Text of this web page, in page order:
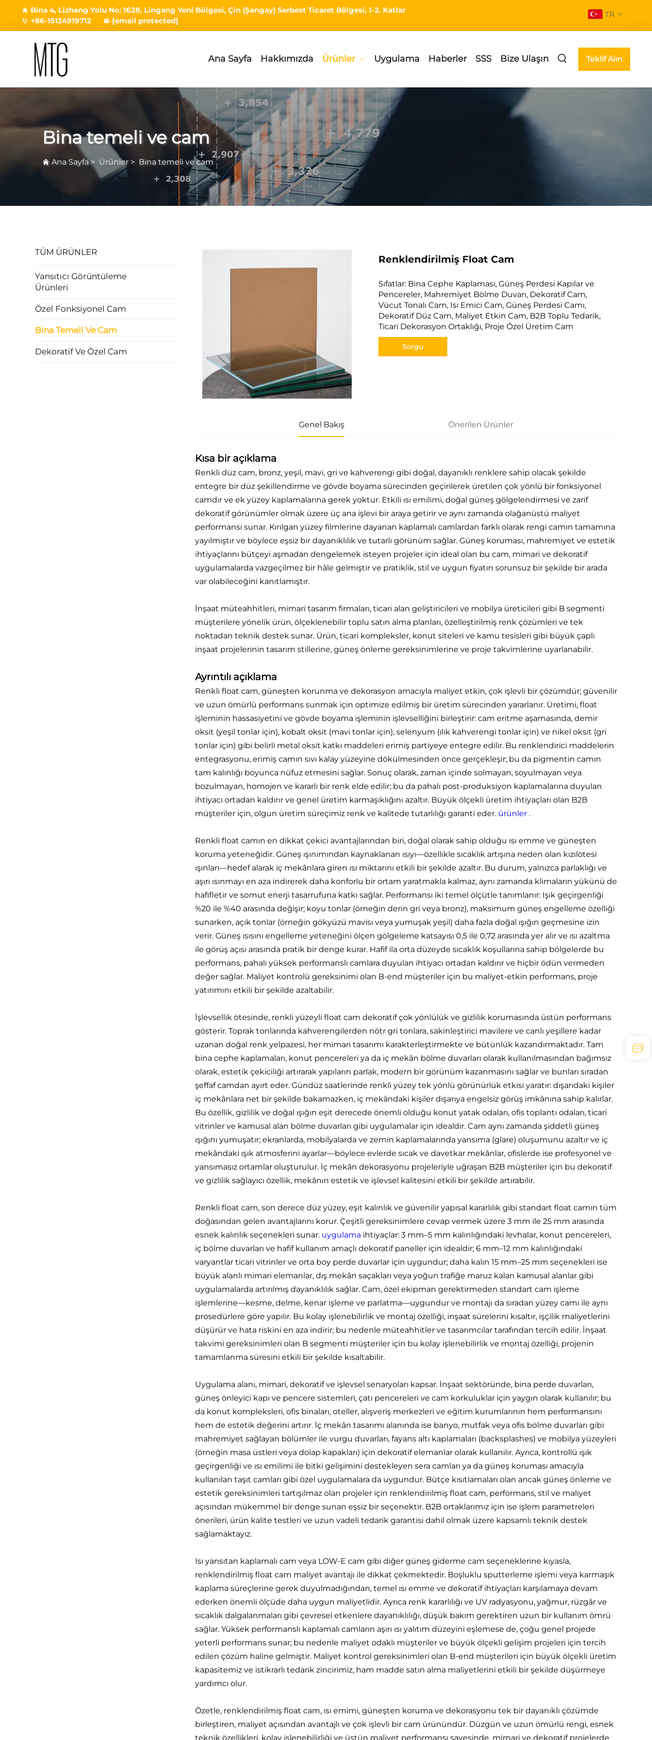
Bina 4, Lizheng Yolu No: 1628, Lingang Yeni Bölgesi, Çin (Şangay) Serbest Ticaret Bölgesi, 1-2. Katlar
+86-15124919712
[email protected]
TR
Ana Sayfa Hakkımızda Ürünler Uygulama Haberler SSS Bize Ulaşın Teklif Alın
Bina temeli ve cam
Ana Sayfa> Ürünler > Bina temeli ve cam
TÜM ÜRÜNLER
Yansıtıcı Görüntüleme
Ürünleri
Özel Fonksiyonel Cam
Bina Temeli Ve Cam
Dekoratif Ve Özel Cam
Renklendirilmiş Float Cam
Sıfatlar: Bina Cephe Kaplaması, Güneş Perdesi Kapılar ve
Pencereler, Mahremiyet Bölme Duvarı, Dekoratif Cam,
Vücut Tonalı Cam, Isı Emici Cam, Güneş Perdesi Camı,
Dekoratif Düz Cam, Maliyet Etkin Cam, B2B Toplu Tedarik,
Ticari Dekorasyon Ortaklığı, Proje Özel Üretim Cam
Sorgu
Genel Bakış Önerilen Ürünler
Kısa bir açıklama
Renkli düz cam, bronz, yeşil, mavi, gri ve kahverengi gibi doğal, dayanıklı renklere sahip olacak şekilde
entegre bir düz şekillendirme ve gövde boyama sürecinden geçirilerek üretilen çok yönlü bir fonksiyonel
camdır ve ek yüzey kaplamalarına gerek yoktur. Etkili ısı emilimi, doğal güneş gölgelendirmesi ve zarif
dekoratif görünümler olmak üzere üç ana işlevi bir araya getirir ve aynı zamanda olağanüstü maliyet
performansı sunar. Kırılgan yüzey filmlerine dayanan kaplamalı camlardan farklı olarak rengi camın tamamına
yayılmıştır ve böylece eşsiz bir dayanıklılık ve tutarlı görünüm sağlar. Güneş koruması, mahremiyet ve estetik
ihtiyaçlarını bütçeyi aşmadan dengelemek isteyen projeler için ideal olan bu cam, mimari ve dekoratif
uygulamalarda vazgeçilmez bir hâle gelmiştir ve pratiklik, stil ve uygun fiyatın sorunsuz bir şekilde bir arada
var olabileceğini kanıtlamıştır.
İnşaat müteahhitleri, mimari tasarım firmaları, ticari alan geliştiricileri ve mobilya üreticileri gibi B segmenti
müşterilere yönelik ürün, ölçeklenebilir toplu satın alma planları, özelleştirilmiş renk çözümleri ve tek
noktadan teknik destek sunar. Ürün, ticari kompleksler, konut siteleri ve kamu tesisleri gibi büyük çaplı
inşaat projelerinin tasarım stillerine, güneş önleme gereksinimlerine ve proje takvimlerine uyarlanabilir.
Ayrıntılı açıklama
Renkli float cam, güneşten korunma ve dekorasyon amacıyla maliyet etkin, çok işlevli bir çözümdür; güvenilir
ve uzun ömürlü performans sunmak için optimize edilmiş bir üretim sürecinden yararlanır. Üretimi, float
işleminin hassasiyetini ve gövde boyama işleminin işlevselliğini birleştirir: cam eritme aşamasında, demir
oksit (yeşil tonlar için), kobalt oksit (mavi tonlar için), selenyum (ılık kahverengi tonlar için) ve nikel oksit (gri
tonlar için) gibi belirli metal oksit katkı maddeleri erimiş partiyeye entegre edilir. Bu renklendirici maddelerin
entegrasyonu, erimiş camın sıvı kalay yüzeyine dökülmesinden önce gerçekleşir; bu da pigmentin camın
tam kalınlığı boyunca nüfuz etmesini sağlar. Sonuç olarak, zaman içinde solmayan, soyulmayan veya
bozulmayan, homojen ve kararlı bir renk elde edilir; bu da pahalı post-produksiyon kaplamalarına duyulan
ihtiyacı ortadan kaldırır ve genel üretim karmaşıklığını azaltır. Büyük ölçekli üretim ihtiyaçları olan B2B
müşteriler için, olgun üretim süreçimiz renk ve kalitede tutarlılığı garanti eder. ürünler .
Renkli float camın en dikkat çekici avantajlarından biri, doğal olarak sahip olduğu ısı emme ve güneşten
koruma yeteneğidir. Güneş ışınımından kaynaklanan ısıyı—özellikle sıcaklık artışına neden olan kızılötesi
ışınları—hedef alarak iç mekânlara giren ısı miktarını etkili bir şekilde azaltır. Bu durum, yalnızca parlaklığı ve
aşırı ısınmayı en aza indirerek daha konforlu bir ortam yaratmakla kalmaz, aynı zamanda klimaların yükünü de
hafifletir ve somut enerji tasarrufuna katkı sağlar. Performansı iki temel ölçütle tanımlanır: Işık geçirgenliği
%20 ile %40 arasında değişir; koyu tonlar (örneğin derin gri veya bronz), maksimum güneş engelleme özelliği
sunarken, açık tonlar (örneğin gökyüzü mavisı veya yumuşak yeşil) daha fazla doğal ışığın geçmesine izin
verir. Güneş ısısını engelleme yeteneğini ölçen gölgeleme katsayısı 0,5 ile 0,72 arasında yer alır ve ısı azaltma
ile görüş açısı arasında pratik bir denge kurar. Hafif ila orta düzeyde sıcaklık koşullarına sahip bölgelerde bu
performans, pahalı yüksek performanslı camlara duyulan ihtiyacı ortadan kaldırır ve hiçbir ödün vermeden
değer sağlar. Maliyet kontrolü gereksinimi olan B-end müşteriler için bu maliyet-etkin performans, proje
yatırımını etkili bir şekilde azaltabilir.
İşlevsellik ötesinde, renkli yüzeyli float cam dekoratif çok yönlülük ve gizlilik korumasında üstün performans
gösterir. Toprak tonlarında kahverengilerden nötr gri tonlara, sakinleştirici mavilere ve canlı yeşillere kadar
uzanan doğal renk yelpazesi, her mimari tasarımı karakterleştirmekte ve bütünlük kazandırmaktadır. Tam
bina cephe kaplamaları, konut pencereleri ya da iç mekân bölme duvarları olarak kullanılmasından bağımsız
olarak, estetik çekiciliği artırarak yapıların parlak, modern bir görünüm kazanmasını sağlar ve bunları sıradan
şeffaf camdan ayırt eder. Gündüz saatlerinde renkli yüzey tek yönlü görünürlük etkisi yaratır: dışarıdaki kişiler
iç mekânlara net bir şekilde bakamazken, iç mekândaki kişiler dışarıya engelsiz görüş imkânına sahip kalırlar.
Bu özellik, gizlilik ve doğal ışığın eşit derecede önemli olduğu konut yatak odaları, ofis toplantı odaları, ticari
vitrinler ve kamusal alan bölme duvarları gibi uygulamalar için idealdir. Cam aynı zamanda şiddetli güneş
ışığını yumuşatır; ekranlarda, mobilyalarda ve zemin kaplamalarında yansıma (glare) oluşumunu azaltır ve iç
mekândaki ışık atmosferini ayarlar—böylece evlerde sıcak ve davetkar mekânlar, ofislerde ise profesyonel ve
yansımasız ortamlar oluşturulur. İç mekân dekorasyonu projeleriyle uğraşan B2B müşteriler için bu dekoratif
ve gizlilik sağlayıcı özellik, mekânın estetik ve işlevsel kalitesini etkili bir şekilde artırabilir.
Renkli float cam, son derece düz yüzey, eşit kalınlık ve güvenilir yapısal kararlılık gibi standart float camın tüm
doğasından gelen avantajlarını korur. Çeşitli gereksinimlere cevap vermek üzere 3 mm ile 25 mm arasında
esnek kalınlık seçenekleri sunar. uygulama i̇htiyaçlar: 3 mm–5 mm kalınlığındaki levhalar, konut pencereleri,
iç bölme duvarları ve hafif kullanım amaçlı dekoratif paneller için idealdir; 6 mm–12 mm kalınlığındaki
varyantlar ticari vitrinler ve orta boy perde duvarlar için uygundur; daha kalın 15 mm–25 mm seçenekleri ise
büyük alanlı mimari elemanlar, dış mekân saçakları veya yoğun trafiğe maruz kalan kamusal alanlar gibi
uygulamalarda artırılmış dayanıklılık sağlar. Cam, özel ekipman gerektirmeden standart cam işleme
işlemlerine—kesme, delme, kenar işleme ve parlatma—uygundur ve montajı da sıradan yüzey camı ile aynı
prosedürlere göre yapılır. Bu kolay işlenebilirlik ve montaj özelliği, inşaat sürelerini kısaltır, işçilik maliyetlerini
düşürür ve hata riskini en aza indirir; bu nedenle müteahhitler ve tasarımcılar tarafından tercih edilir. İnşaat
takvimi gereksinimleri olan B segmenti müşteriler için bu kolay işlenebilirlik ve montaj özelliği, projenin
tamamlanma süresini etkili bir şekilde kısaltabilir.
Uygulama alanı, mimari, dekoratif ve işlevsel senaryoları kapsar. İnşaat sektöründe, bina perde duvarları,
güneş önleyici kapı ve pencere sistemleri, çatı pencereleri ve cam korkuluklar için yaygın olarak kullanılır; bu
da konut kompleksleri, ofis binaları, oteller, alışveriş merkezleri ve eğitim kurumlarının hem performansını
hem de estetik değerini artırır. İç mekân tasarımı alanında ise banyo, mutfak veya ofis bölme duvarları gibi
mahremiyet sağlayan bölümler ile vurgu duvarları, fayans altı kaplamaları (backsplashes) ve mobilya yüzeyleri
(örneğin masa üstleri veya dolap kapakları) için dekoratif elemanlar olarak kullanılır. Ayrıca, kontrollü ışık
geçirgenliği ve ısı emilimi ile bitki gelişimini destekleyen sera camları ya da güneş koruması amacıyla
kullanılan taşıt camları gibi özel uygulamalara da uygundur. Bütçe kısıtlamaları olan ancak güneş önleme ve
estetik gereksinimleri tartışılmaz olan projeler için renklendirilmiş float cam, performans, stil ve maliyet
açısından mükemmel bir denge sunan eşsiz bir seçenektir. B2B ortaklarımız için ise işlem parametreleri
önerileri, ürün kalite testleri ve uzun vadeli tedarik garantisi dahil olmak üzere kapsamlı teknik destek
sağlamaktayız.
Isı yansıtan kaplamalı cam veya LOW-E cam gibi diğer güneş giderme cam seçeneklerine kıyasla,
renklendirilmiş float cam maliyet avantajı ile dikkat çekmektedir. Boşluklu sputterleme işlemi veya karmaşık
kaplama süreçlerine gerek duyulmadığından, temel ısı emme ve dekoratif ihtiyaçları karşılamaya devam
ederken önemli ölçüde daha uygun maliyetlidir. Ayrıca renk kararlılığı ve UV radyasyonu, yağmur, rüzgâr ve
sıcaklık dalgalanmaları gibi çevresel etkenlere dayanıklılığı, düşük bakım gerektiren uzun bir kullanım ömrü
sağlar. Yüksek performanslı kaplamalı camların aşırı ısı yalıtım düzeyini eşlemese de, çoğu genel projede
yeterli performans sunar; bu nedenle maliyet odaklı müşteriler ve büyük ölçekli gelişim projeleri için tercih
edilen çözüm haline gelmiştir. Maliyet kontrol gereksinimleri olan B-end müşterileri için büyük ölçekli üretim
kapasitemiz ve istikrarlı tedarik zincirimiz, ham madde satın alma maliyetlerini etkili bir şekilde düşürmeye
yardımcı olur.
Özetle, renklendirilmiş float cam, ısı emimi, güneşten koruma ve dekorasyonu tek bir dayanıklı çözümde
birleştiren, maliyet açısından avantajlı ve çok işlevli bir cam ürünündür. Düzgün ve uzun ömürlü rengi, esnek
teknik özellikleri, kolay işlenebilirliği ve üstün maliyet performansı sayesinde, mimari ve dekoratif projelerde